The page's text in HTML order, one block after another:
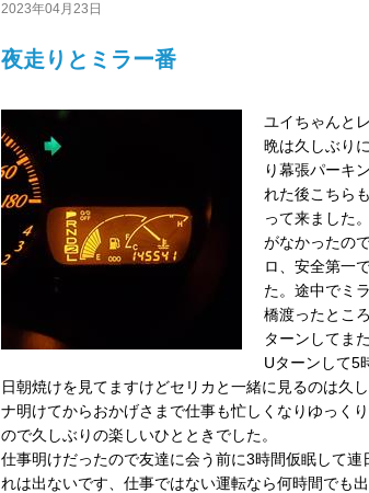
2023年04月23日
夜走りとミラー番
ユイちゃんと
晩は久しぶり
り幕張パーキ
れた後こちら
って来ました
がなかったの
ロ、安全第一
た。途中でミ
橋渡ったとこ
ターンしてま
Uターンして5
日朝焼けを見てますけどセリカと一緒に見るのは久
ナ明けてからおかげさまで仕事も忙しくなりゆっく
ので久しぶりの楽しいひとときでした。
仕事明けだったので友達に会う前に3時間仮眠して
れは出ないです、仕事ではない運転なら何時間でも